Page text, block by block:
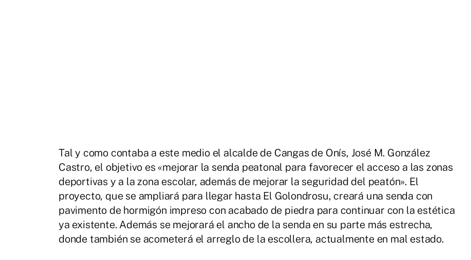
Tal y como contaba a este medio el alcalde de Cangas de Onís, José M. González
Castro, el objetivo es «mejorar la senda peatonal para favorecer el acceso a las zonas
deportivas y a la zona escolar, además de mejorar la seguridad del peatón». El
proyecto, que se ampliará para llegar hasta El Golondrosu, creará una senda con
pavimento de hormigón impreso con acabado de piedra para continuar con la estética
ya existente. Además se mejorará el ancho de la senda en su parte más estrecha,
donde también se acometerá el arreglo de la escollera, actualmente en mal estado.